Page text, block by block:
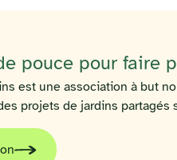
pouce pour faire
est une association à but
projets de jardins partagés